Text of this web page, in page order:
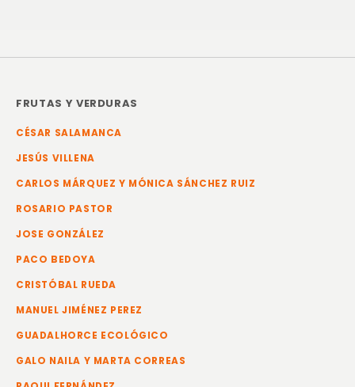
FRUTAS Y VERDURAS
CÉSAR SALAMANCA
JESÚS VILLENA
CARLOS MÁRQUEZ Y MÓNICA SÁNCHEZ RUIZ
ROSARIO PASTOR
JOSE GONZÁLEZ
PACO BEDOYA
CRISTÓBAL RUEDA
MANUEL JIMÉNEZ PEREZ
GUADALHORCE ECOLÓGICO
GALO NAILA Y MARTA CORREAS